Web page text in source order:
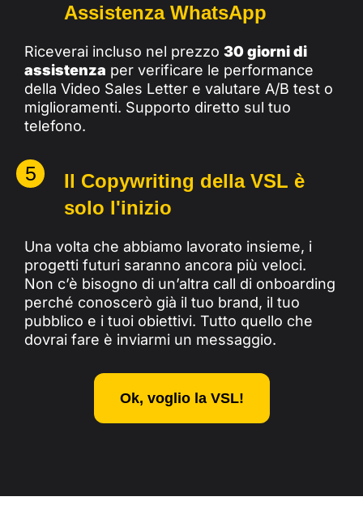
Assistenza WhatsApp
Riceverai incluso nel prezzo 30 giorni di
assistenza per verificare le performance
della Video Sales Letter e valutare A/B test o
miglioramenti. Supporto diretto sul tuo
telefono.
5
Il Copywriting della VSL è
solo l'inizio
Una volta che abbiamo lavorato insieme, i
progetti futuri saranno ancora più veloci.
Non c’è bisogno di un’altra call di onboarding
perché conoscerò già il tuo brand, il tuo
pubblico e i tuoi obiettivi. Tutto quello che
dovrai fare è inviarmi un messaggio.
Ok, voglio la VSL!